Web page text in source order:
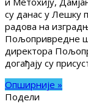
су данас у Лешку
радова на
Пољопривредне
директора
догађају су
Опширније »
Подели